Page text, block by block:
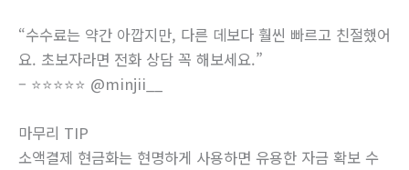
“수수료는 약간 아깝지만, 다른 데보다 훨씬 빠르고 친절했어
요. 초보자라면 전화 상담 꼭 해보세요.”
– ⭐⭐⭐⭐⭐ @minjii__
마무리 TIP
소액결제 현금화는 현명하게 사용하면 유용한 자금 확보 수